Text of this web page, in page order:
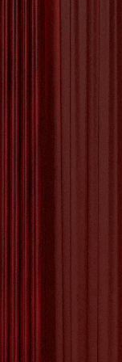
Chris
Leven
België,
op jonge
reis heeft
Tagged with:
martin
figuratieve
boodschappen
emotie
Berichten
paginering